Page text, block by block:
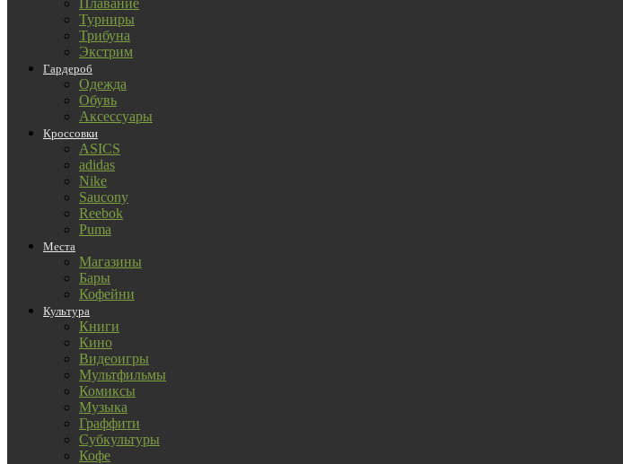
Плавание
Турниры
Трибуна
Экстрим
Гардероб
Одежда
Обувь
Аксессуары
Кроссовки
ASICS
adidas
Nike
Saucony
Reebok
Puma
Места
Магазины
Бары
Кофейни
Культура
Книги
Кино
Видеоигры
Мультфильмы
Комиксы
Музыка
Граффити
Субкультуры
Кофе